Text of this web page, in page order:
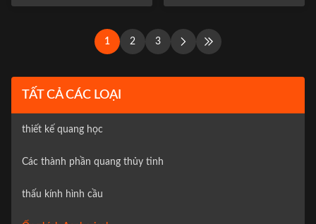
1 2 3
TẤT CẢ CÁC LOẠI
thiết kế quang học
Các thành phần quang thủy tinh
thấu kính hình cầu